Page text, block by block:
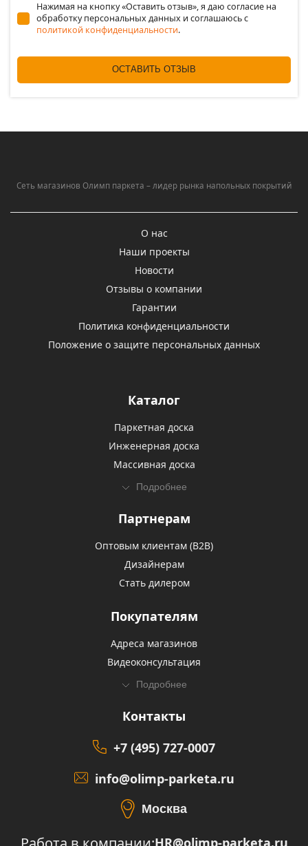
Нажимая на кнопку «Оставить отзыв», я даю согласие на
обработку персональных данных и соглашаюсь c
политикой конфиденциальности.
ОСТАВИТЬ ОТЗЫВ
Сеть магазинов Олимп паркета – лидер рынка напольных покрытий
О нас
Наши проекты
Новости
Отзывы о компании
Гарантии
Политика конфиденциальности
Положение о защите персональных данных
Каталог
Паркетная доска
Инженерная доска
Массивная доска
Подробнее
Партнерам
Оптовым клиентам (В2В)
Дизайнерам
Стать дилером
Покупателям
Адреса магазинов
Видеоконсультация
Подробнее
Контакты
+7 (495) 727-0007
info@olimp-parketa.ru
Москва
HR@olimp-parketa.ru